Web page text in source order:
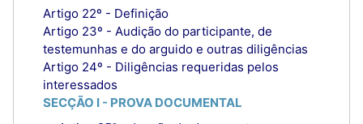
Artigo 22º - Definição
Artigo 23º - Audição do participante, de
testemunhas e do arguido e outras diligências
Artigo 24º - Diligências requeridas pelos
interessados
SECÇÃO I - PROVA DOCUMENTAL